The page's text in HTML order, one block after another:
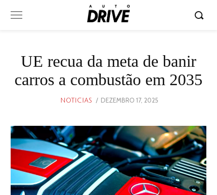
UE recua da meta de banir
carros a combustão em 2035
NOTICIAS
POSTED
DEZEMBRO 17, 2025